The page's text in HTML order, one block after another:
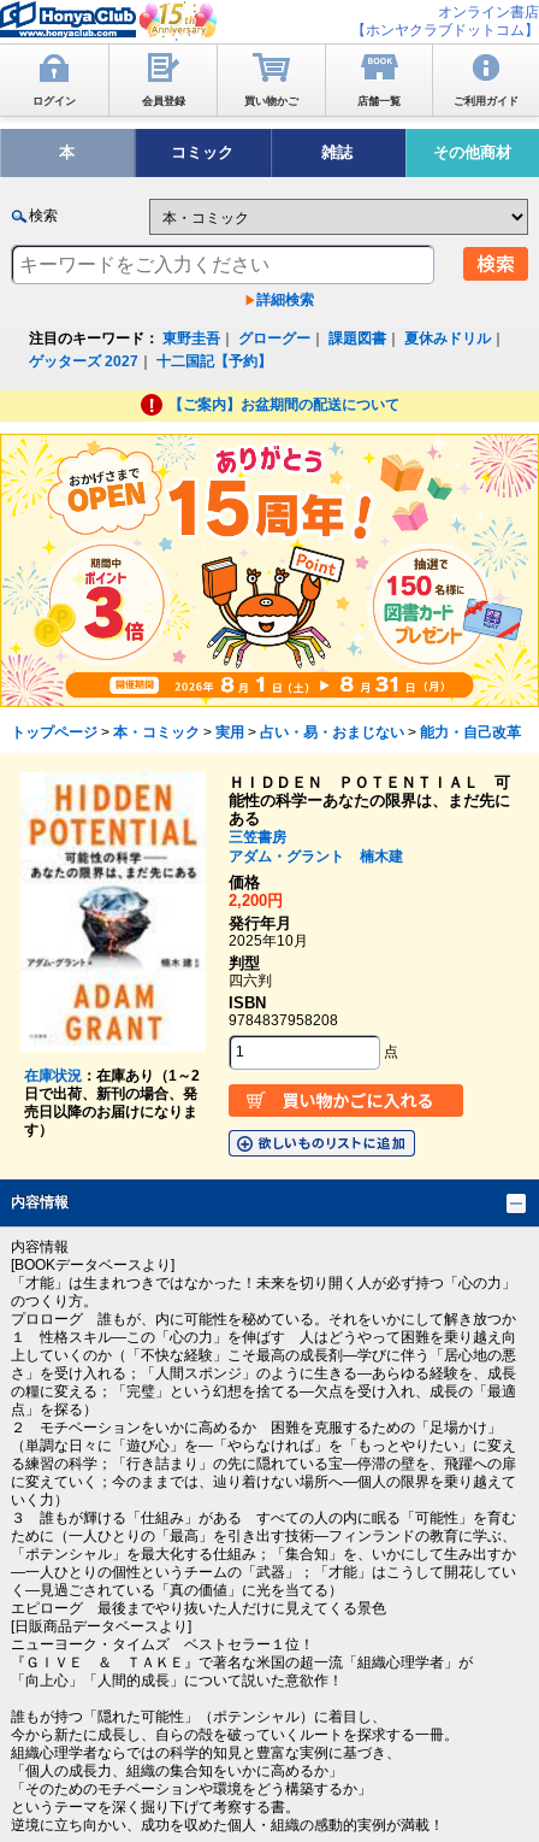
オンライン書店
【ホンヤクラブドットコム】
ログイン 会員登録 買い物かご 店舗一覧 ご利用ガイド
本 コミック 雑誌 その他商材
検索
詳細検索
注目のキーワード： 東野圭吾 グローグー ｜課題図書 ｜夏休みドリル｜
ゲッターズ 2027 ｜十二国記【予約】
【ご案内】お盆期間の配送について
トップページ> 本・コミック > 実用 > 占い・易・おまじない> 能力・自己改革
在庫状況：在庫あり（1～2
日で出荷、新刊の場合、発
売日以降のお届けになりま
す）
ＨＩＤＤＥＮ ＰＯＴＥＮＴＩＡＬ 可
能性の科学ーあなたの限界は、まだ先に
ある
三笠書房
アダム・グラント
楠木建
価格
2,200円
発行年月
2025年10月
判型
四六判
ISBN
9784837958208
点
内容情報
内容情報
[BOOKデータベースより]
「才能」は生まれつきではなかった！未来を切り開く人が必ず持つ「心の力」
のつくり方。
プロローグ 誰もが、内に可能性を秘めている。それをいかにして解き放つか
１ 性格スキル―この「心の力」を伸ばす 人はどうやって困難を乗り越え向
上していくのか（「不快な経験」こそ最高の成長剤―学びに伴う「居心地の悪
さ」を受け入れる；「人間スポンジ」のように生きる―あらゆる経験を、成長
の糧に変える；「完璧」という幻想を捨てる―欠点を受け入れ、成長の「最適
点」を探る）
２ モチベーションをいかに高めるか 困難を克服するための「足場かけ」
（単調な日々に「遊び心」を―「やらなければ」を「もっとやりたい」に変え
る練習の科学；「行き詰まり」の先に隠れている宝―停滞の壁を、飛躍への扉
に変えていく；今のままでは、辿り着けない場所へ―個人の限界を乗り越えて
いく力）
３ 誰もが輝ける「仕組み」がある すべての人の内に眠る「可能性」を育む
ために（一人ひとりの「最高」を引き出す技術―フィンランドの教育に学ぶ、
「ポテンシャル」を最大化する仕組み；「集合知」を、いかにして生み出すか
―一人ひとりの個性というチームの「武器」；「才能」はこうして開花してい
く―見過ごされている「真の価値」に光を当てる）
エピローグ 最後までやり抜いた人だけに見えてくる景色
[日販商品データベースより]
ニューヨーク・タイムズ ベストセラー１位！
『ＧＩＶＥ ＆ ＴＡＫＥ』で著名な米国の超一流「組織心理学者」が
「向上心」「人間的成長」について説いた意欲作！
誰もが持つ「隠れた可能性」（ポテンシャル）に着目し、
今から新たに成長し、自らの殻を破っていくルートを探求する一冊。
組織心理学者ならではの科学的知見と豊富な実例に基づき、
「個人の成長力、組織の集合知をいかに高めるか」
「そのためのモチベーションや環境をどう構築するか」
というテーマを深く掘り下げて考察する書。
逆境に立ち向かい、成功を収めた個人・組織の感動的実例が満載！